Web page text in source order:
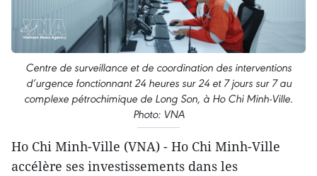
Centre de surveillance et de coordination des interventions
d’urgence fonctionnant 24 heures sur 24 et 7 jours sur 7 au
complexe pétrochimique de Long Son, à Ho Chi Minh-Ville.
Photo: VNA
Ho Chi Minh-Ville (VNA) - Ho Chi Minh-Ville
accélère ses investissements dans les